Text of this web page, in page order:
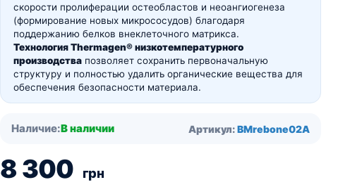
скорости пролиферации остеобластов и неоангиогенеза
(формирование новых микрососудов) благодаря
поддержанию белков внеклеточного матрикса.
Технология Thermagen® низкотемпературного
производства позволяет сохранить первоначальную
структуру и полностью удалить органические вещества для
обеспечения безопасности материала.
Наличие:В наличии Артикул:BMrebone02A
8 300 грн